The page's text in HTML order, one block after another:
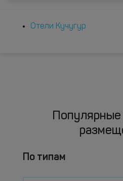
Отели Кучугур
Популярные
По типам